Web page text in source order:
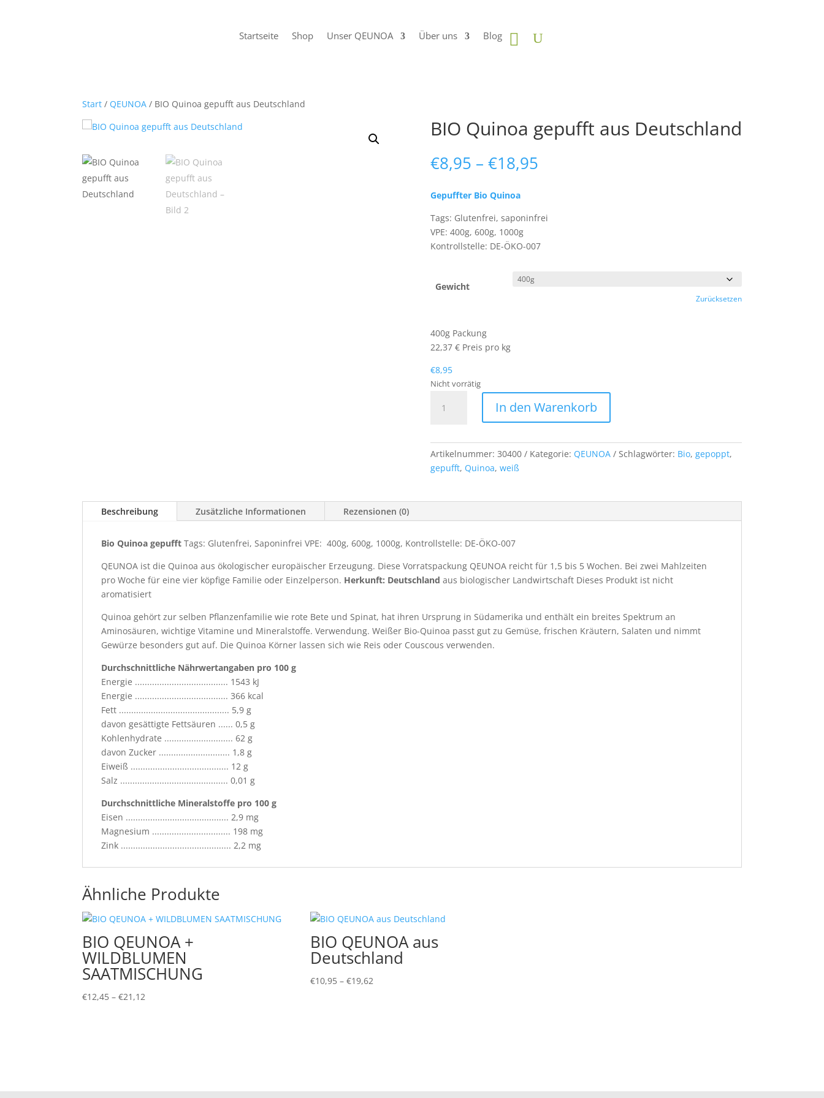
Startseite Shop Unser QEUNOA Über uns Blog
Start / QEUNOA / BIO Quinoa gepufft aus Deutschland
BIO Quinoa gepufft aus Deutschland
€8,95 – €18,95Preisspanne:
Gepuffter Bio Quinoa
Tags: Glutenfrei, saponinfrei
VPE: 400g, 600g, 1000g
Kontrollstelle: DE-ÖKO-007
Gewicht
Zurücksetzen
400g Packung
22,37 € Preis pro kg
€8,95
Nicht vorrätig
Quinoa
Deutschland
Menge
In den Warenkorb
Artikelnummer: 30400 Kategorie: QEUNOA Schlagwörter: Bio, gepoppt,
gepufft, Quinoa, weiß
Beschreibung Zusätzliche Informationen Rezensionen (0)
Bio Quinoa gepufft Tags: Glutenfrei, Saponinfrei VPE: 400g, 600g, 1000g, Kontrollstelle: DE-ÖKO-007
QEUNOA ist die Quinoa aus ökologischer europäischer Erzeugung. Diese Vorratspackung QEUNOA reicht für 1,5 bis 5 Wochen. Bei zwei Mahlzeiten
pro Woche für eine vier köpfige Familie oder Einzelperson. Herkunft: Deutschland aus biologischer Landwirtschaft Dieses Produkt ist nicht
aromatisiert
Quinoa gehört zur selben Pflanzenfamilie wie rote Bete und Spinat, hat ihren Ursprung in Südamerika und enthält ein breites Spektrum an
Aminosäuren, wichtige Vitamine und Mineralstoffe. Verwendung. Weißer Bio-Quinoa passt gut zu Gemüse, frischen Kräutern, Salaten und nimmt
Gewürze besonders gut auf. Die Quinoa Körner lassen sich wie Reis oder Couscous verwenden.
Durchschnittliche Nährwertangaben pro 100 g
Energie ...................................... 1543 kJ
Energie ...................................... 366 kcal
Fett ............................................. 5,9 g
davon gesättigte Fettsäuren ...... 0,5 g
Kohlenhydrate ............................ 62 g
davon Zucker ............................. 1,8 g
Eiweiß ........................................ 12 g
Salz ............................................ 0,01 g
Durchschnittliche Mineralstoffe pro 100 g
Eisen .......................................... 2,9 mg
Magnesium ................................ 198 mg
Zink ............................................. 2,2 mg
Ähnliche Produkte
BIO QEUNOA +
WILDBLUMEN
SAATMISCHUNG
€12,45 –€21,12
BIO QEUNOA aus
Deutschland
€10,95 – €19,62Preisspanne: